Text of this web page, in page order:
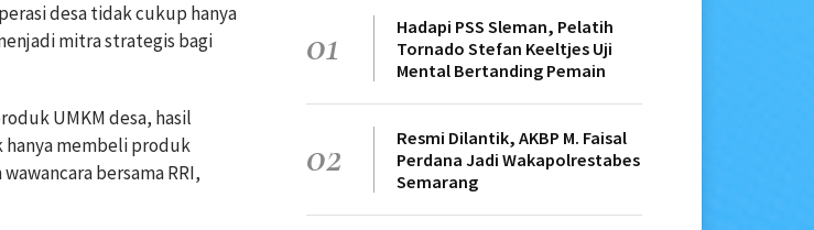
desa tidak cukup hanya
mitra strategis bagi
UMKM desa, hasil
hanya membeli produk
bersama RRI,
01
Hadapi PSS Sleman, Pelatih
Tornado Stefan Keeltjes Uji
Mental Bertanding Pemain
02
Resmi Dilantik, AKBP M. Faisal
Perdana Jadi Wakapolrestabes
Semarang